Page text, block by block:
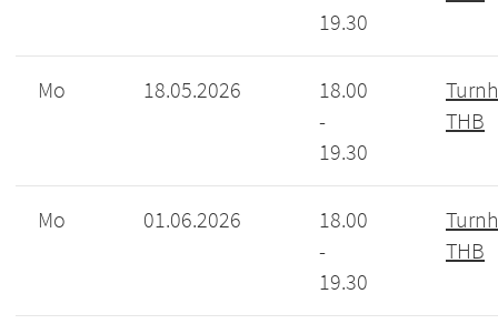
19.30
Mo 18.05.2026
18.00
-
19.30
THB
Mo 01.06.2026
18.00
-
19.30
THB